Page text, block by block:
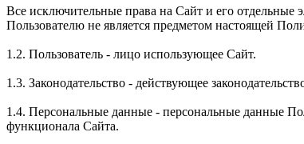
Все исключительные права на Сайт и его
Пользователю не является предметом настоящей
1.2. Пользователь - лицо использующее Сайт.
1.3. Законодательство - действующее
1.4. Персональные данные - персональные данные
функционала Сайта.